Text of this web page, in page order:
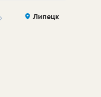
Здоровье компаний (на
правах
Липецк